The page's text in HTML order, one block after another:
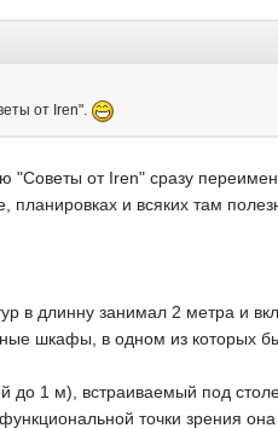
от Iren".
"Советы от Iren" сразу
и всяких там
в длинну занимал 2 метра и
шкафы, в одном из которых
до 1 м), встраиваемый под
точки зрения